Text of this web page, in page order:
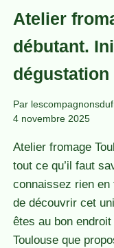
Atelier
débutant.
Par
4 novembre 2025
Atelier fromage
tout ce qu’il faut
connaissez rien en
de découvrir cet
êtes au bon
Toulouse que